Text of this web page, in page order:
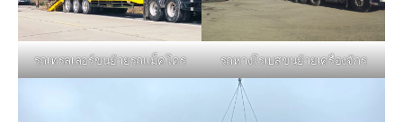
รถเทรลเลอร์ขนย้ายรถแม็คโคร รถหางโรเบสขนย้ายเครื่องจักร